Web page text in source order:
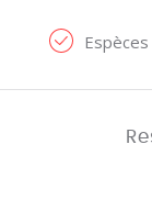
Espèces